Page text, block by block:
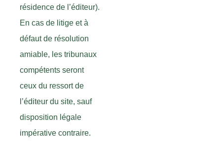
résidence de l’éditeur).
En cas de litige et à
défaut de résolution
amiable, les tribunaux
compétents seront
ceux du ressort de
l’éditeur du site, sauf
disposition légale
impérative contraire.